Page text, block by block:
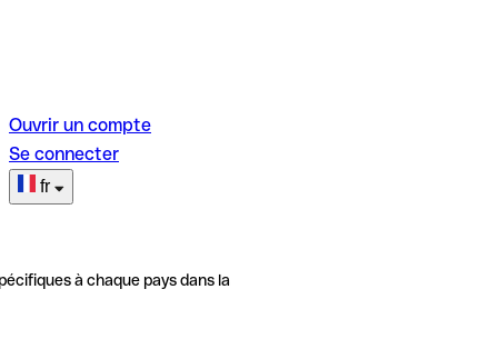
Ouvrir un compte
Se connecter
fr
à chaque pays dans la